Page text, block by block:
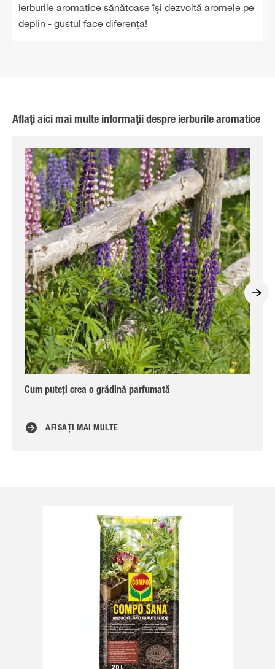
ierburile aromatice sănătoase își dezvoltă aromele pe
deplin - gustul face diferența!
Aflați aici mai multe informații despre ierburile aromatice
Cum puteți crea o grădină parfumată
AFIȘAȚI MAI MULTE